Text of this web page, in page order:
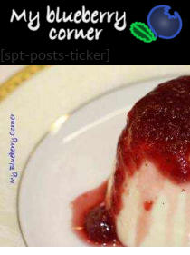
Szukaj
PRZEJDŹ
DO
TREŚCI
[spt-posts-ticker]